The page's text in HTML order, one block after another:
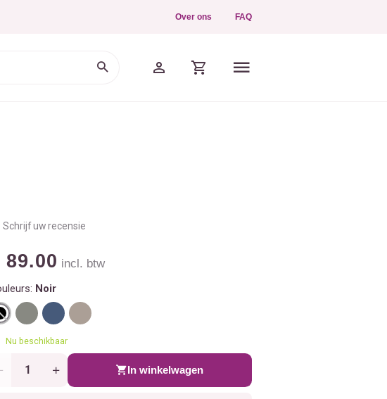
Over ons FAQ
Schrijf uw recensie
89.00 incl. btw
Noir
Nu beschikbaar
In winkelwagen